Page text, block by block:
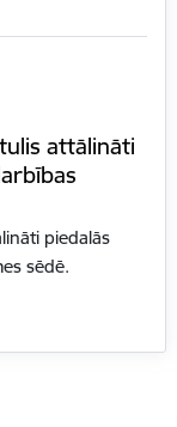
attālināti
piedalās
sēdē.